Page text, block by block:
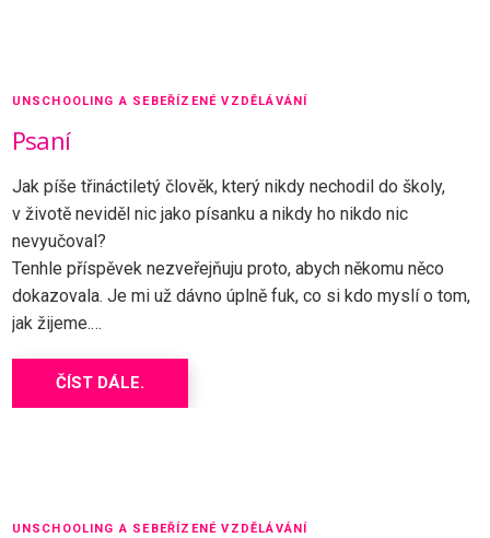
UNSCHOOLING A SEBEŘÍZENÉ VZDĚLÁVÁNÍ
Psaní
Jak píše třináctiletý člověk, který nikdy nechodil do školy,
v životě neviděl nic jako písanku a nikdy ho nikdo nic
nevyučoval?
Tenhle příspěvek nezveřejňuju proto, abych někomu něco
dokazovala. Je mi už dávno úplně fuk, co si kdo myslí o tom,
jak žijeme.…
ČÍST DÁLE.
UNSCHOOLING A SEBEŘÍZENÉ VZDĚLÁVÁNÍ